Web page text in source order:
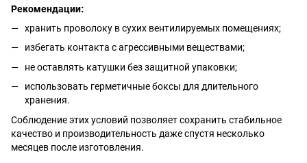
Рекомендации:
хранить проволоку в сухих вентилируемых помещениях;
избегать контакта с агрессивными веществами;
не оставлять катушки без защитной упаковки;
использовать герметичные боксы для длительного
хранения.
Соблюдение этих условий позволяет сохранить стабильное
качество и производительность даже спустя несколько
месяцев после изготовления.